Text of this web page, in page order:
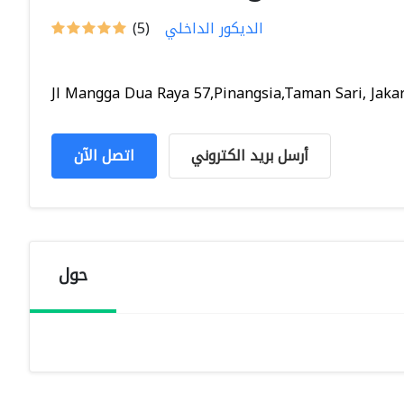
(5) الديكور الداخلي
Jl Mangga Dua Raya 57,Pinangsia,Taman Sari,
اتصل الآن أرسل بريد الكتروني
حول